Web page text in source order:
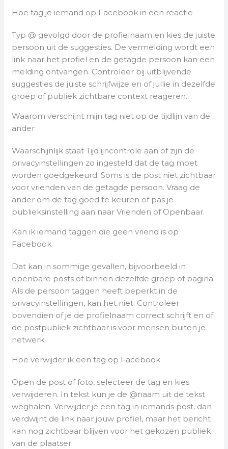
Hoe tag je iemand op Facebook in een reactie
Typ @ gevolgd door de profielnaam en kies de juiste
persoon uit de suggesties. De vermelding wordt een
link naar het profiel en de getagde persoon kan een
melding ontvangen. Controleer bij uitblijvende
suggesties de juiste schrijfwijze en of jullie in dezelfde
groep of publiek zichtbare context reageren.
Waarom verschijnt mijn tag niet op de tijdlijn van de
ander
Waarschijnlijk staat Tijdlijncontrole aan of zijn de
privacyinstellingen zo ingesteld dat de tag moet
worden goedgekeurd. Soms is de post niet zichtbaar
voor vrienden van de getagde persoon. Vraag de
ander om de tag goed te keuren of pas je
publieksinstelling aan naar Vrienden of Openbaar.
Kan ik iemand taggen die geen vriend is op
Facebook
Dat kan in sommige gevallen, bijvoorbeeld in
openbare posts of binnen dezelfde groep of pagina.
Als de persoon taggen heeft beperkt in de
privacyinstellingen, kan het niet. Controleer
bovendien of je de profielnaam correct schrijft en of
de postpubliek zichtbaar is voor mensen buiten je
netwerk.
Hoe verwijder ik een tag op Facebook
Open de post of foto, selecteer de tag en kies
verwijderen. In tekst kun je de @naam uit de tekst
weghalen. Verwijder je een tag in iemands post, dan
verdwijnt de link naar jouw profiel, maar het bericht
kan nog zichtbaar blijven voor het gekozen publiek
van de plaatser.